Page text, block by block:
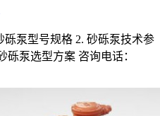
砾泵型号规格 2. 砂砾泵技术参
砾泵选型方案 咨询电话：